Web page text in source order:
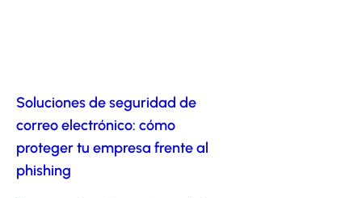
Soluciones de seguridad de
correo electrónico: cómo
proteger tu empresa frente al
phishing